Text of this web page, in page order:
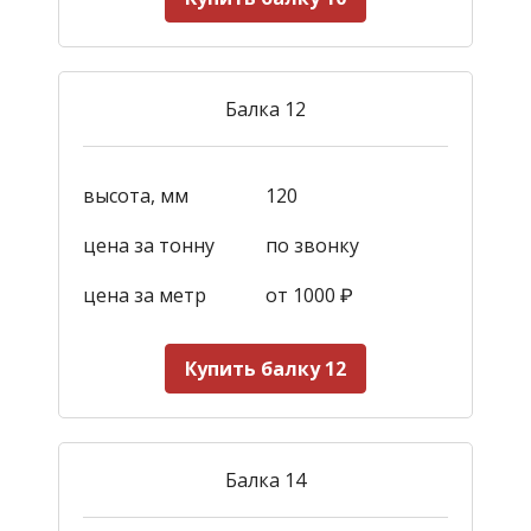
Балка 12
высота, мм
120
цена за тонну
по звонку
цена за метр
от 1000 ₽
Купить балку 12
Балка 14